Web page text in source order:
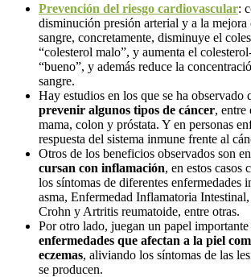
Prevención del riesgo cardiovascular:
disminución presión arterial y a la
sangre, concretamente, disminuye el
“colesterol malo”, y aumenta el
“bueno”, y además reduce la
sangre.
Hay estudios en los que se ha observado
prevenir algunos tipos de cáncer, entre
mama, colon y próstata. Y en personas
respuesta del sistema inmune frente al
Otros de los beneficios observados son en
cursan con inflamación, en estos casos
los síntomas de diferentes enfermedades
asma, Enfermedad Inflamatoria
Crohn y Artritis reumatoide, entre otras.
Por otro lado, juegan un papel importante
enfermedades que afectan a la piel
eczemas, aliviando los síntomas de las
se producen.